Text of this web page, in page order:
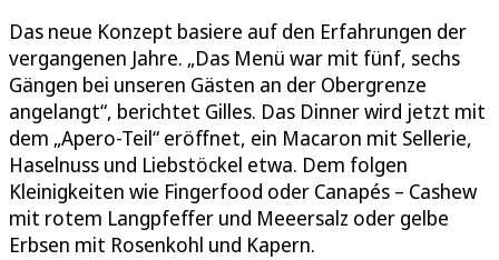
Das neue Konzept basiere auf den Erfahrungen der
vergangenen Jahre. „Das Menü war mit fünf, sechs
Gängen bei unseren Gästen an der Obergrenze
angelangt“, berichtet Gilles. Das Dinner wird jetzt mit
dem „Apero-Teil“ eröffnet, ein Macaron mit Sellerie,
Haselnuss und Liebstöckel etwa. Dem folgen
Kleinigkeiten wie Fingerfood oder Canapés – Cashew
mit rotem Langpfeffer und Meeersalz oder gelbe
Erbsen mit Rosenkohl und Kapern.